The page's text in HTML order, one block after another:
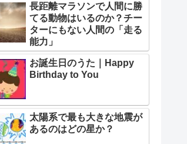
長距離マラソンで人間に勝
てる動物はいるのか？チー
ターにもない人間の「走る
能力」
お誕生日のうた｜Happy
Birthday to You
太陽系で最も大きな地震が
あるのはどの星か？